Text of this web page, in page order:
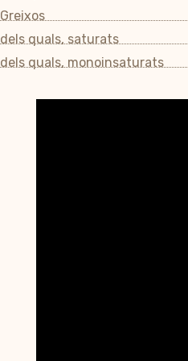
Greixos
dels quals, saturats
dels quals, monoinsaturats